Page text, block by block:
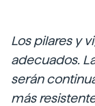
Los pilares y
adecuados.
serán
más